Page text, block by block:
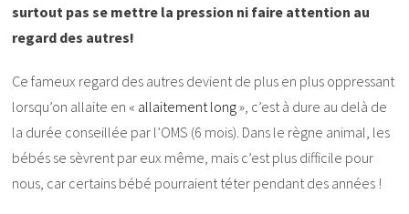
surtout pas se mettre la pression ni faire attention au
regard des autres!
Ce fameux regard des autres devient de plus en plus oppressant
lorsqu’on allaite en « allaitement long», c’est à dure au delà de
la durée conseillée par l’OMS (6 mois). Dans le règne animal, les
bébés se sèvrent par eux même, mais c’est plus difficile pour
nous, car certains bébé pourraient téter pendant des années !